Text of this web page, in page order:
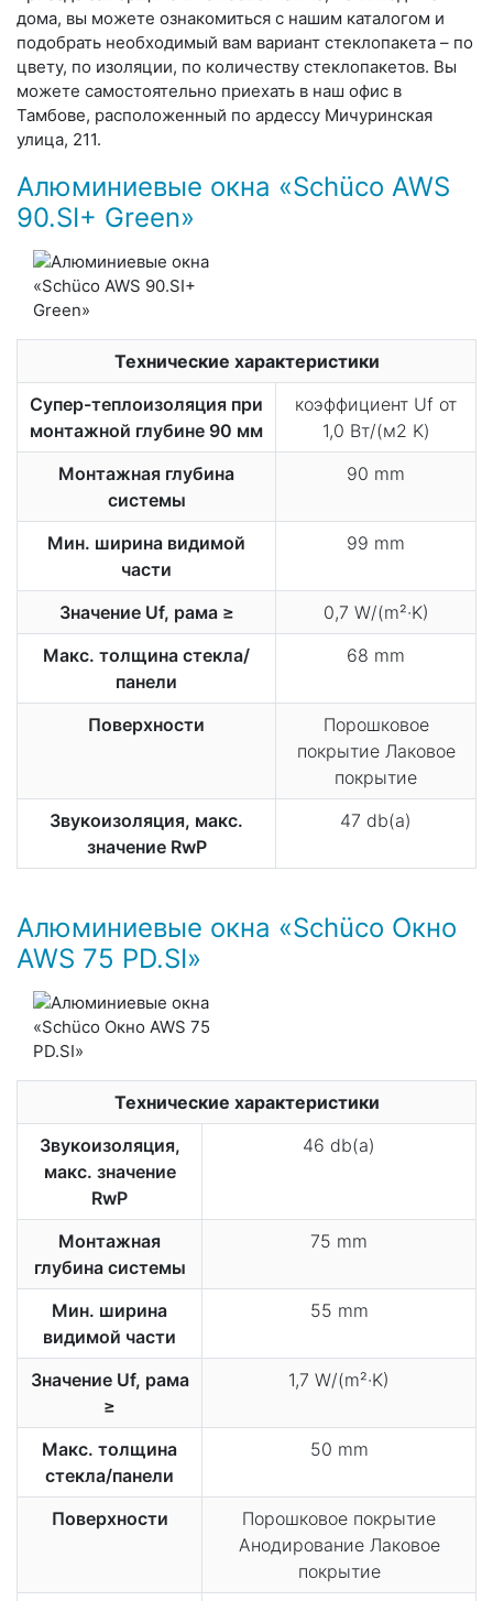
дома, вы можете ознакомиться с нашим каталогом и
подобрать необходимый вам вариант стеклопакета – по
цвету, по изоляции, по количеству стеклопакетов. Вы
можете самостоятельно приехать в наш офис в
Тамбове, расположенный по ардессу Мичуринская
улица, 211.
Алюминиевые окна «Schüco​ AWS​
90.SI+​ Green​»
Технические характеристики
Супер-теплоизоляция при
монтажной глубине 90 мм
коэффициент Uf от
1,0​ Вт/(м2 K)
Монтажная глубина
системы
90 mm
Мин. ширина видимой
части
99 mm
Значение Uf, рама ≥
0,7 W/(m²·K)
Макс. толщина стекла/
панели
68 mm
Поверхности
Порошковое
покрытие Лаковое
покрытие
Звукоизоляция, макс.
значение RwP
47 db(a)
Алюминиевые окна «Schüco Окно
AWS 75 PD.SI»
Технические характеристики
Звукоизоляция,
макс. значение
RwP
46 db(a)
Монтажная
глубина системы
75 mm
Мин. ширина
видимой части
55 mm
Значение Uf, рама
≥
1,7 W/(m²·K)
Макс. толщина
стекла/панели
50 mm
Поверхности
Порошковое покрытие
Анодирование Лаковое
покрытие